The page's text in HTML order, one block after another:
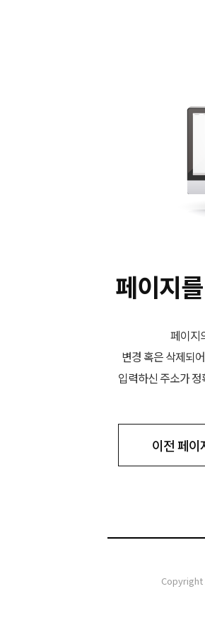
페이지
페이지
변경 혹은 삭제되
입력하신 주소가
이전 페이